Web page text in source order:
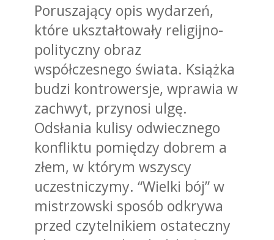
Poruszający opis wydarzeń,
które ukształtowały religijno-
polityczny obraz
współczesnego świata. Książka
budzi kontrowersje, wprawia w
zachwyt, przynosi ulgę.
Odsłania kulisy odwiecznego
konfliktu pomiędzy dobrem a
złem, w którym wszyscy
uczestniczymy. “Wielki bój” w
mistrzowski sposób odkrywa
przed czytelnikiem ostateczny